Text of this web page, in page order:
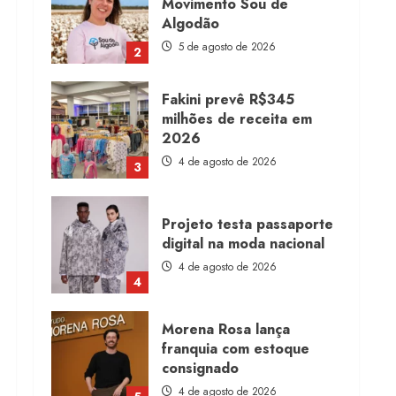
2
Algodão
5 de agosto de 2026
3
Fakini prevê R$345
milhões de receita em
2026
4 de agosto de 2026
4
Projeto testa passaporte
digital na moda nacional
4 de agosto de 2026
Morena Rosa lança
franquia com estoque
consignado
4 de agosto de 2026